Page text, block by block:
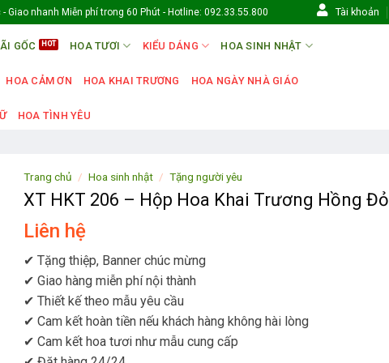
nhanh Miễn phí trong 60 Phút - Hotline: 092.33.55.800 Tài khoản
GỐC HOA TƯƠI KIỂU DÁNG HOA SINH NHẬT
HOA CẢM ƠN HOA KHAI TRƯƠNG HOA NGÀY NHÀ GIÁO
HOA TÌNH YÊU
Trang chủ / Hoa sinh nhật / Tặng người yêu
XT HKT 206 – Hộp Hoa Khai Trương Hồng Đỏ
Liên hệ
✔ Tặng thiệp, Banner chúc mừng
✔ Giao hàng miễn phí nội thành
✔ Thiết kế theo mẫu yêu cầu
✔ Cam kết hoàn tiền nếu khách hàng không hài lòng
✔ Cam kết hoa tươi như mẫu cung cấp